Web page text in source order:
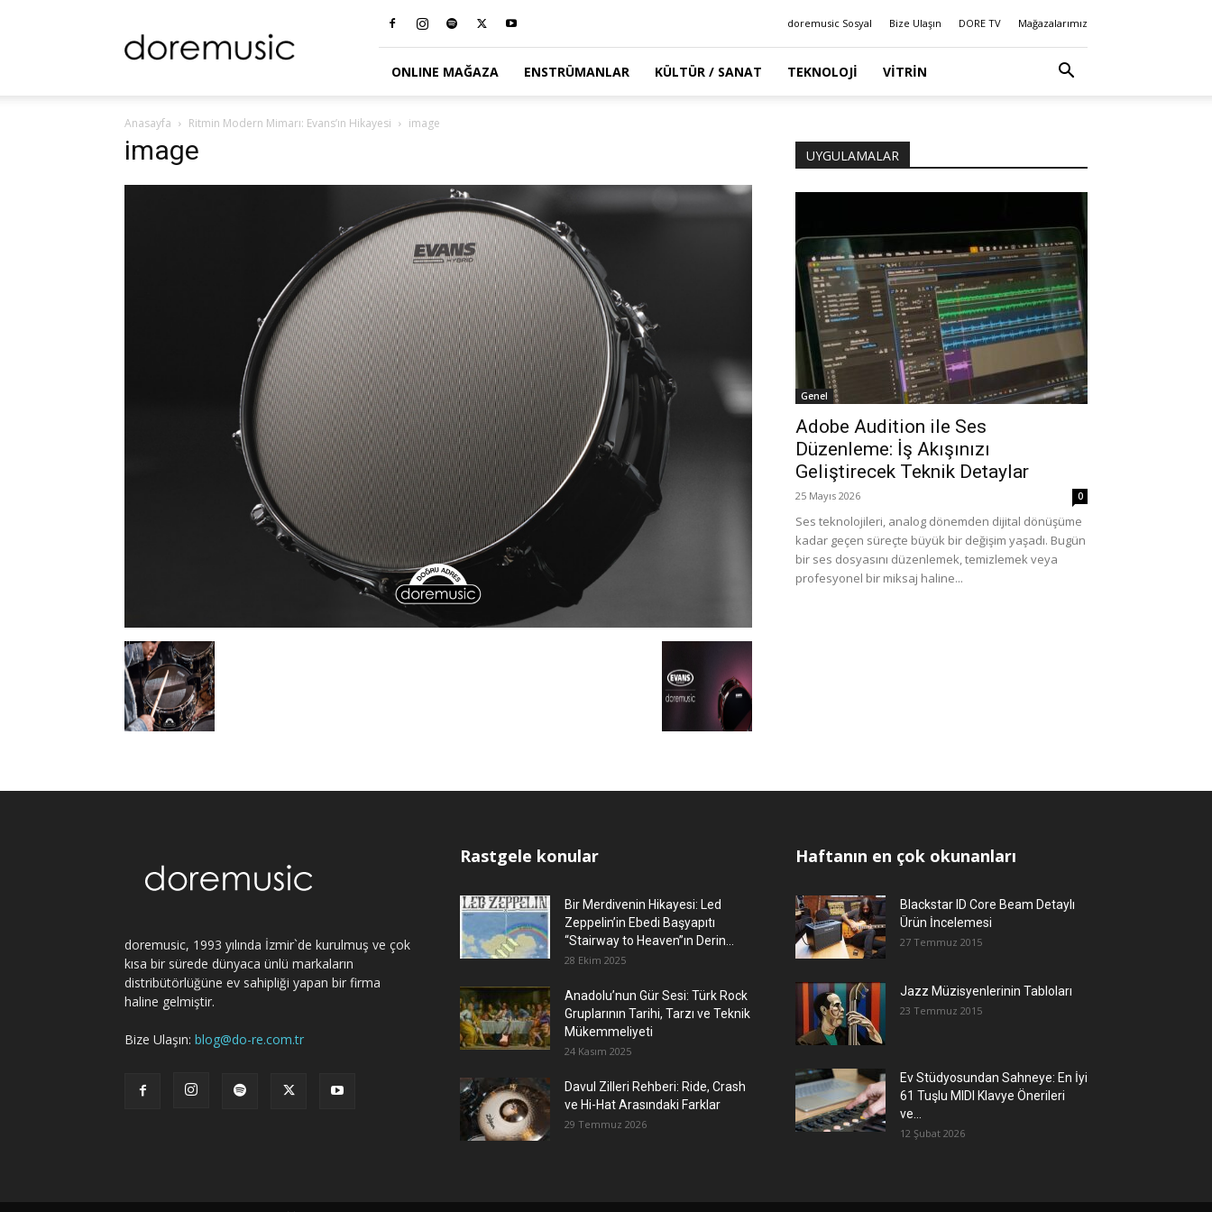
Blog
doremusic Sosyal Bize Ulaşın DORE TV Mağazalarımız
ONLINE MAĞAZA ENSTRÜMANLAR KÜLTÜR / SANAT TEKNOLOJI VITRIN
Anasayfa Ritmin Modern Mimarı: Evans’ın Hikayesi image
image UYGULAMALAR
Genel
Adobe Audition ile Ses
Düzenleme: İş Akışınızı
Geliştirecek Teknik Detaylar
25 Mayıs 2026 0
Ses teknolojileri, analog dönemden dijital dönüşüme
kadar geçen süreçte büyük bir değişim yaşadı. Bugün
bir ses dosyasını düzenlemek, temizlemek veya
profesyonel bir miksaj haline...
doremusic, 1993 yılında İzmir`de kurulmuş ve çok
kısa bir sürede dünyaca ünlü markaların
distribütörlüğüne ev sahipliği yapan bir firma
haline gelmiştir.
Bize Ulaşın: blog@do-re.com.tr
Rastgele konular
Bir Merdivenin Hikayesi: Led
Zeppelin’in Ebedi Başyapıtı
“Stairway to Heaven”ın Derin...
28 Ekim 2025
Anadolu’nun Gür Sesi: Türk Rock
Gruplarının Tarihi, Tarzı ve Teknik
Mükemmeliyeti
24 Kasım 2025
Davul Zilleri Rehberi: Ride, Crash
ve Hi-Hat Arasındaki Farklar
29 Temmuz 2026
Haftanın en çok okunanları
Blackstar ID Core Beam Detaylı
Ürün İncelemesi
27 Temmuz 2015
Jazz Müzisyenlerinin Tabloları
23 Temmuz 2015
Ev Stüdyosundan Sahneye: En İyi
61 Tuşlu MIDI Klavye Önerileri
ve...
12 Şubat 2026